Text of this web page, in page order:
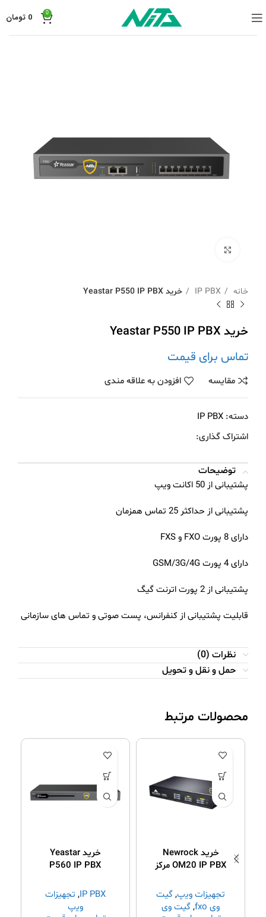
0
0 تومان
خانه IP PBX خرید Yeastar P550 IP PBX
خرید Yeastar P550 IP PBX
تماس برای قیمت
مقايسه افزودن به علاقه مندی
دسته: IP PBX
اشتراک گذاری:
توضیحات
پشتیبانی از 50 اکانت ویپ
پشتیبانی از حداکثر 25 تماس همزمان
دارای 8 پورت FXO و FXS
دارای 4 پورت GSM/3G/4G
پشتیبانی از 2 پورت اترنت گیگ
قابلیت پشتیبانی از کنفرانس، پست صوتی و تماس های سازمانی
نظرات (0)
حمل و نقل و تحویل
محصولات مرتبط
خرید Newrock
OM20 IP PBX مرکز
ﺗﺠﻬﯿﺰات وﯾپ,گیت
وی fxo
,گیت وی
خرید Yeastar
P560 IP PBX
IP PBX
, ﺗﺠﻬﯿﺰات
وﯾپ